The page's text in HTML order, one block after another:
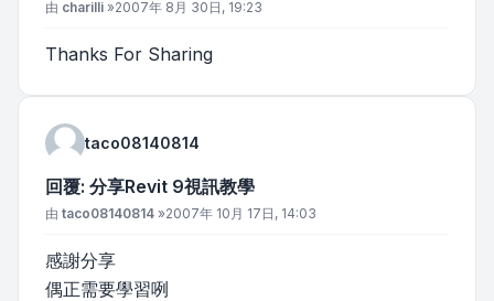
文章
由 charilli »2007年 8月 30日, 19:23
Thanks For Sharing
taco08140814
回覆: 分享Revit 9視訊教學
文章
由 taco08140814 »2007年 10月 17日, 14:03
感謝分享
偶正需要學習咧